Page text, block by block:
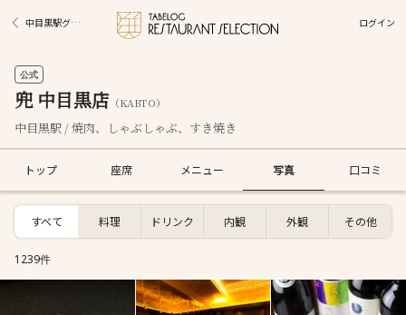
中目黒駅グルメ ログイン
公式
兜 中目黒店 （KABTO）
中目黒駅 / 焼肉、しゃぶしゃぶ、すき焼き
トップ 座席 メニュー 写真 口コミ
すべて 料理 ドリンク 内観 外観 その他
1239件